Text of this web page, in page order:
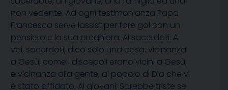
non vedente. Ad ogni testimonianza Papa
Francesco serve lassist per fare gol con un
pensiero e la sua preghiera: Ai sacerdoti: A
voi, sacerdoti, dico solo una cosa: vicinanza
a Gesù, come i discepoli erano vicini a Gesù,
e vicinanza alla gente, al popolo di Dio che vi
è stato affidato. Ai giovani: Sarebbe triste se